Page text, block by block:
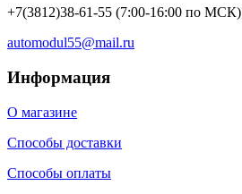
+7(3812)38-61-55 (7:00-16:00 по МСК)
automodul55@mail.ru
Информация
О магазине
Способы доставки
Способы оплаты